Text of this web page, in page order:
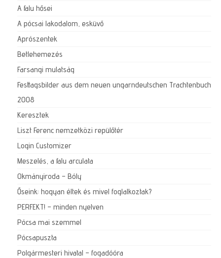
A falu hősei
A pócsai lakodalom, esküvő
Aprószentek
Betlehemezés
Farsangi mulatság
Festtagsbilder aus dem neuen ungarndeutschen Trachtenbuch
2008
Keresztek
Liszt Ferenc nemzetközi repülőtér
Login Customizer
Meszelés, a falu arculata
Okmányiroda – Bóly
Őseink: hogyan éltek és mivel foglalkoztak?
PERFEKT! – minden nyelven
Pócsa mai szemmel
Pócsapuszta
Polgármesteri hivatal – fogadóóra